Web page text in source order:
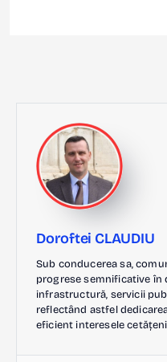
Doroftei CLAUDIU
Sub conducerea sa,
progrese semnificative în
infrastructură, servicii
reflectând astfel
eficient interesele